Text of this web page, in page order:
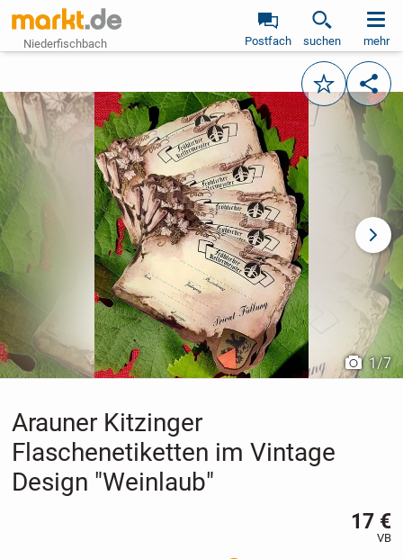
Niederfischbach Postfach suchen mehr
Merken
vorheriges Bild
1/7
Arauner Kitzinger
Flaschenetiketten im Vintage
Design "Weinlaub"
17 €
VB